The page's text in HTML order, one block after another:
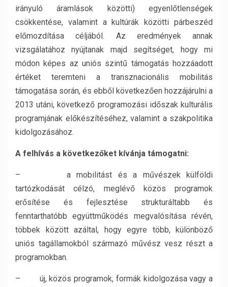
irányuló áramlások közötti) egyenlőtlenségek
csökkentése, valamint a kultúrák közötti párbeszéd
előmozdítása céljából. Az eredmények annak
vizsgálatához nyújtanak majd segítséget, hogy mi
módon képes az uniós szintű támogatás hozzáadott
értéket teremteni a transznacionális mobilitás
támogatása során, és ebből következően hozzájárulni a
2013 utáni, következő programozási időszak kulturális
programjának előkészítéséhez, valamint a szakpolitika
kidolgozásához.
A felhívás a következőket kívánja támogatni:
– a mobilitást és a művészek külföldi
tartózkodását célzó, meglévő közös programok
erősítése és fejlesztése strukturáltabb és
fenntarthatóbb együttműködés megvalósítása révén,
többek között azáltal, hogy egyre több, különböző
uniós tagállamokból származó művész vesz részt a
programokban.
– új, közös programok, formák kidolgozása vagy a